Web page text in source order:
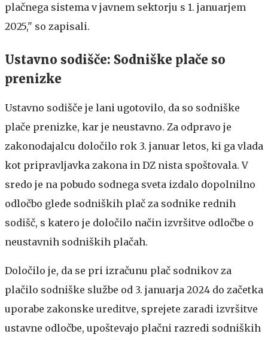
plačnega sistema v javnem sektorju s 1. januarjem
2025," so zapisali.
Ustavno sodišče: Sodniške plače so
prenizke
Ustavno sodišče je lani ugotovilo, da so sodniške
plače prenizke, kar je neustavno. Za odpravo je
zakonodajalcu določilo rok 3. januar letos, ki ga vlada
kot pripravljavka zakona in DZ nista spoštovala. V
sredo je na pobudo sodnega sveta izdalo dopolnilno
odločbo glede sodniških plač za sodnike rednih
sodišč, s katero je določilo način izvršitve odločbe o
neustavnih sodniških plačah.
Določilo je, da se pri izračunu plač sodnikov za
plačilo sodniške službe od 3. januarja 2024 do začetka
uporabe zakonske ureditve, sprejete zaradi izvršitve
ustavne odločbe, upoštevajo plačni razredi sodniških